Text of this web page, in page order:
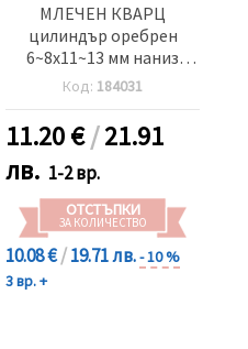
МЛЕЧЕН КВАРЦ
цилиндър оребрен
6~8x11~13 мм наниз
естествени камъни
27~30 броя
Код: 184031
11.20€/21.91
лв. 1-2 вр.
ОТСТЪПКИ
ЗА КОЛИЧЕСТВО
10.08 €/19.71 лв.- 10 %
3 вр. +